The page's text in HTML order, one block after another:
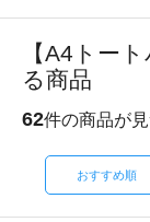
【A4トー
る商品
62件の商品が
おすすめ順